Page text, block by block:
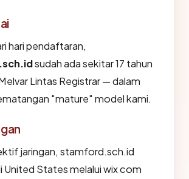
hari pendaftaran,
sudah ada sekitar 17 tahun
Lintas Registrar — dalam
"mature" model kami.
jaringan, stamford.sch.id
United States melalui wix com